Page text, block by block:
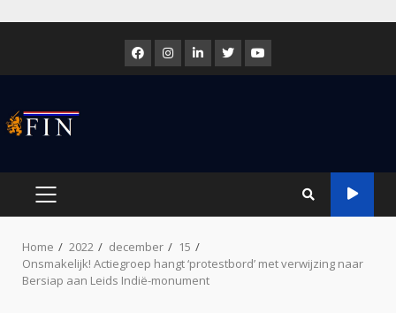
content
FacebookInstagram
LinkedInTwitterYoutube
PRIMARY
Home 2022 december
15
Onsmakelijk! Actiegroep hangt ‘protestbord’ met verwijzing naar
Bersiap aan Leids Indië-monument